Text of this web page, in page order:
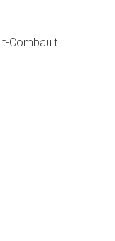
Combault